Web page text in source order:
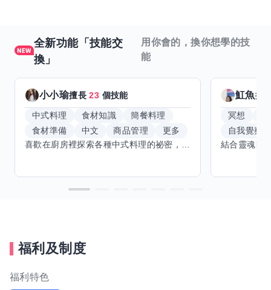
全新功能「技能交
換」
用你會的，換你想學的技
能
小小瑜擅長23 個技能
中式料理 食材知識
簡餐料理
食材準備
中文 商品管理
更多
魟魚擅
冥想
自我覺察
福利及制度
福利特色